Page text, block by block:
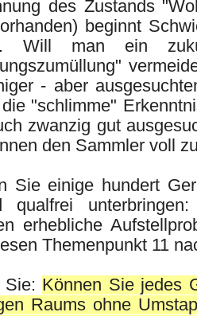
des Zustands
beginnt
Will man ein
- aber
"schlimme"
zwanzig gut
den Sammler voll
Sie einige hundert
qualfrei
erhebliche
Themenpunkt 11
Sie: Können Sie jedes
Raums ohne